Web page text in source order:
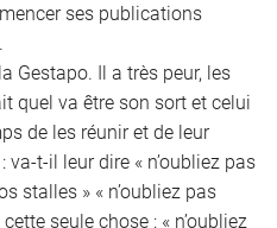
ses publications
Gestapo. Il a très peur, les
quel va être son sort et celui
de les réunir et de leur
t-il leur dire « n’oubliez pas
stalles » « n’oubliez pas
seule chose : « n’oubliez